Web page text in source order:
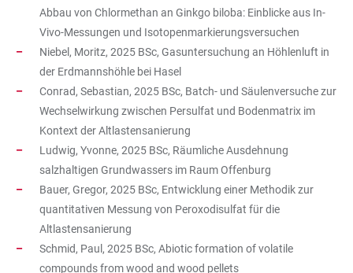
Abbau von Chlormethan an Ginkgo biloba: Einblicke aus In-
Vivo-Messungen und Isotopenmarkierungsversuchen
Niebel, Moritz, 2025 BSc, Gasuntersuchung an Höhlenluft in
der Erdmannshöhle bei Hasel
Conrad, Sebastian, 2025 BSc, Batch- und Säulenversuche zur
Wechselwirkung zwischen Persulfat und Bodenmatrix im
Kontext der Altlastensanierung
Ludwig, Yvonne, 2025 BSc, Räumliche Ausdehnung
salzhaltigen Grundwassers im Raum Offenburg
Bauer, Gregor, 2025 BSc, Entwicklung einer Methodik zur
quantitativen Messung von Peroxodisulfat für die
Altlastensanierung
Schmid, Paul, 2025 BSc, Abiotic formation of volatile
compounds from wood and wood pellets